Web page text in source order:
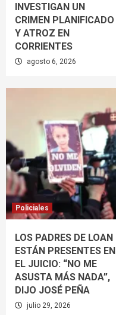
INVESTIGAN UN
CRIMEN PLANIFICADO
Y ATROZ EN
CORRIENTES
agosto 6, 2026
Policiales
LOS PADRES DE LOAN
ESTÁN PRESENTES EN
EL JUICIO: “NO ME
ASUSTA MÁS NADA”,
DIJO JOSÉ PEÑA
julio 29, 2026